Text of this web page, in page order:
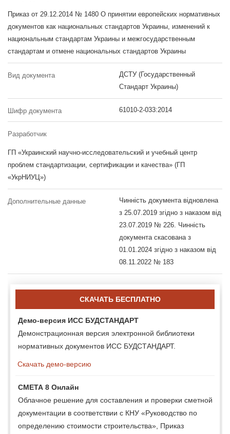
Приказ от 29.12.2014 № 1480 О принятии европейских нормативных
документов как национальных стандартов Украины, изменений к
национальным стандартам Украины и межгосударственным
стандартам и отмене национальных стандартов Украины
Вид документа
ДСТУ (Государственный
Стандарт Украины)
Шифр документа 61010-2-033:2014
Разработчик
ГП «Украинский научно-исследовательский и учебный центр
проблем стандартизации, сертификации и качества» (ГП
«УкрНИУЦ»)
Дополнительные данные
Чинність документа відновлена
з 25.07.2019 згідно з наказом від
23.07.2019 № 226. Чинність
документа скасована з
01.01.2024 згідно з наказом від
08.11.2022 № 183
СКАЧАТЬ БЕСПЛАТНО
Демо-версия ИСС БУДСТАНДАРТ
Демонстрационная версия электронной библиотеки
нормативных документов ИСС БУДСТАНДАРТ.
Скачать демо-версию
СМЕТА 8 Онлайн
Облачное решение для составления и проверки сметной
документации в соответствии с КНУ «Руководство по
определению стоимости строительства», Приказ